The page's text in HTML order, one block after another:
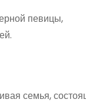
певицы,
семья,